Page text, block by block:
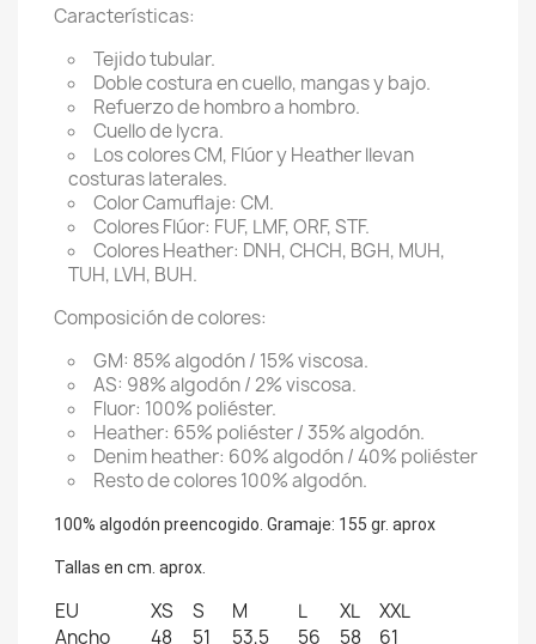
Características:
Tejido tubular.
Doble costura en cuello, mangas y bajo.
Refuerzo de hombro a hombro.
Cuello de lycra.
Los colores CM, Flúor y Heather llevan
costuras laterales.
Color Camuflaje: CM.
Colores Flúor: FUF, LMF, ORF, STF.
Colores Heather: DNH, CHCH, BGH, MUH,
TUH, LVH, BUH.
Composición de colores:
GM: 85% algodón / 15% viscosa.
AS: 98% algodón / 2% viscosa.
Fluor: 100% poliéster.
Heather: 65% poliéster / 35% algodón.
Denim heather: 60% algodón / 40% poliéster
Resto de colores 100% algodón.
100% algodón preencogido. Gramaje: 155 gr. aprox
Tallas en cm. aprox.
EU XS S M L XL
XXL
Ancho
48 51 53,5 56 58
61